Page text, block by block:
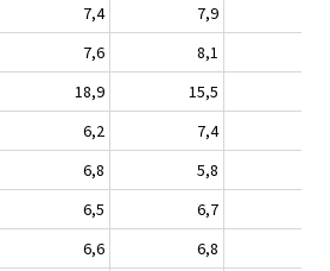
7,4 7,9
7,6 8,1
18,9 15,5
6,2 7,4
6,8 5,8
6,5 6,7
6,6 6,8